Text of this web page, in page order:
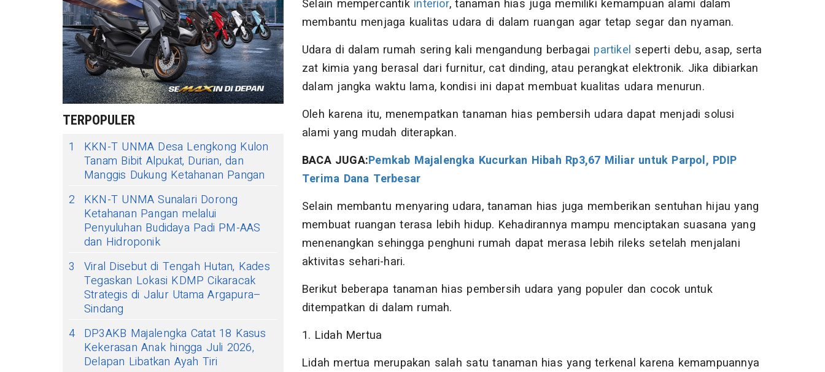
TERPOPULER
1
KKN-T UNMA Desa Lengkong Kulon
Tanam Bibit Alpukat, Durian, dan
Manggis Dukung Ketahanan Pangan
2
KKN-T UNMA Sunalari Dorong
Ketahanan Pangan melalui
Penyuluhan Budidaya Padi PM-AAS
dan Hidroponik
3
Viral Disebut di Tengah Hutan, Kades
Tegaskan Lokasi KDMP Cikaracak
Strategis di Jalur Utama Argapura–
Sindang
4 DP3AKB Majalengka Catat 18 Kasus
Kekerasan Anak hingga Juli 2026,
Delapan Libatkan Ayah Tiri
Selain mempercantik interior, tanaman hias juga memiliki kemampuan alami dalam
membantu menjaga kualitas udara di dalam ruangan agar tetap segar dan nyaman.
Udara di dalam rumah sering kali mengandung berbagai partikel seperti debu, asap, serta
zat kimia yang berasal dari furnitur, cat dinding, atau perangkat elektronik. Jika dibiarkan
dalam jangka waktu lama, kondisi ini dapat membuat kualitas udara menurun.
Oleh karena itu, menempatkan tanaman hias pembersih udara dapat menjadi solusi
alami yang mudah diterapkan.
BACA JUGA:Pemkab Majalengka Kucurkan Hibah Rp3,67 Miliar untuk Parpol, PDIP
Terima Dana Terbesar
Selain membantu menyaring udara, tanaman hias juga memberikan sentuhan hijau yang
membuat ruangan terasa lebih hidup. Kehadirannya mampu menciptakan suasana yang
menenangkan sehingga penghuni rumah dapat merasa lebih rileks setelah menjalani
aktivitas sehari-hari.
Berikut beberapa tanaman hias pembersih udara yang populer dan cocok untuk
ditempatkan di dalam rumah.
1. Lidah Mertua
Lidah mertua merupakan salah satu tanaman hias yang terkenal karena kemampuannya